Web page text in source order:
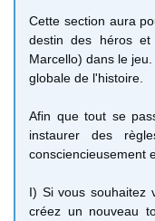
Cette section aura
destin des héros et
Marcello) dans le
globale de l'histoire.
Afin que tout se
instaurer des
consciencieusement
I) Si vous souhaitez
créez un nouveau